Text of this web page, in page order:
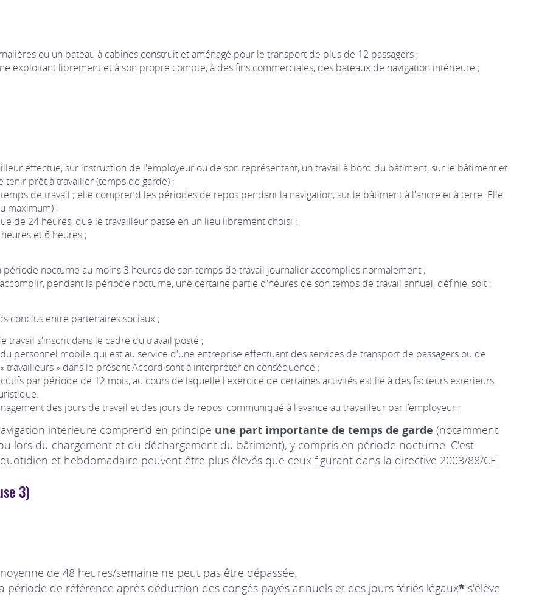
ou un bateau à cabines construit et aménagé pour le transport de plus de 12 passagers ;
exploitant librement et à son propre compte, à des fins commerciales, des bateaux de navigation intérieure ;
effectue, sur instruction de l'employeur ou de son représentant, un travail à bord du bâtiment, sur le bâtiment et
prêt à travailler (temps de garde) ;
de travail ; elle comprend les périodes de repos pendant la navigation, sur le bâtiment à l'ancre et à terre. Elle
maximum) ;
de 24 heures, que le travailleur passe en un lieu librement choisi ;
et 6 heures ;
nocturne au moins 3 heures de son temps de travail journalier accomplies normalement ;
pendant la période nocturne, une certaine partie d'heures de son temps de travail annuel, définie, soit :
conclus entre partenaires sociaux ;
travail s'inscrit dans le cadre du travail posté ;
personnel mobile qui est au service d'une entreprise effectuant des services de transport de passagers ou de
travailleurs » dans le présent Accord sont à interpréter en conséquence ;
par période de 12 mois, au cours de laquelle l'exercice de certaines activités est lié à des facteurs extérieurs,
des jours de travail et des jours de repos, communiqué à l'avance au travailleur par l’employeur ;
intérieure comprend en principe une part importante de temps de garde (notamment
lors du chargement et du déchargement du bâtiment), y compris en période nocturne. C'est
et hebdomadaire peuvent être plus élevés que ceux figurant dans la directive 2003/88/CE.
3)
de 48 heures/semaine ne peut pas être dépassée.
de référence après déduction des congés payés annuels et des jours fériés légaux* s'élève